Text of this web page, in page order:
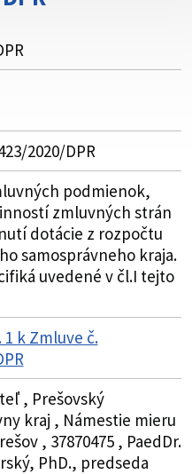
2020/DPR
podmienok,
zmluvných strán
dotácie z rozpočtu
samosprávneho kraja.
uvedené v čl.I tejto
1 k Zmluve č.
, Prešovský
kraj , Námestie mieru
, 37870475 , PaedDr.
PhD., predseda